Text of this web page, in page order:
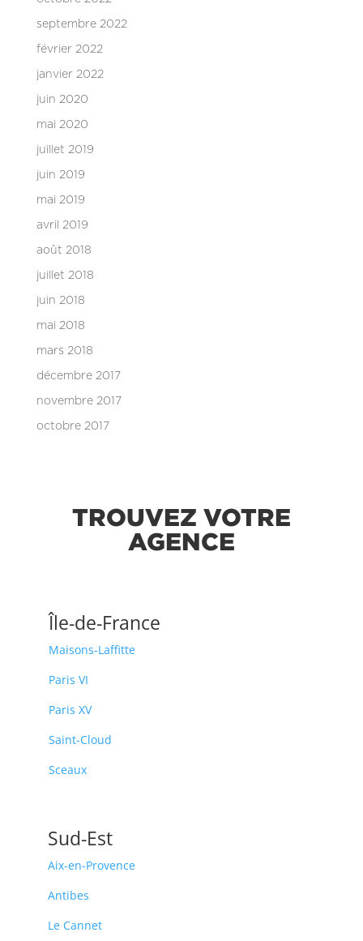
septembre 2022
février 2022
janvier 2022
juin 2020
mai 2020
juillet 2019
juin 2019
mai 2019
avril 2019
août 2018
juillet 2018
juin 2018
mai 2018
mars 2018
décembre 2017
novembre 2017
octobre 2017
TROUVEZ VOTRE
AGENCE
Île-de-France
Maisons-Laffitte
Paris VI
Paris XV
Saint-Cloud
Sceaux
Sud-Est
Aix-en-Provence
Antibes
Le Cannet